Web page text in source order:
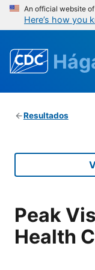
An official website
Here’s how you
Resultados
Peak
Health